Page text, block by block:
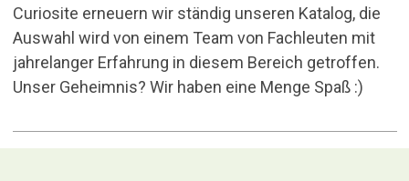
Curiosite erneuern wir ständig unseren Katalog, die
Auswahl wird von einem Team von Fachleuten mit
jahrelanger Erfahrung in diesem Bereich getroffen.
Unser Geheimnis? Wir haben eine Menge Spaß :)